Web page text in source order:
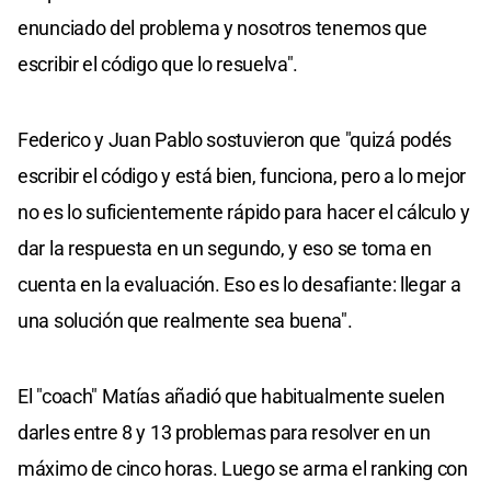
enunciado del problema y nosotros tenemos que
escribir el código que lo resuelva".
Federico y Juan Pablo sostuvieron que "quizá podés
escribir el código y está bien, funciona, pero a lo mejor
no es lo suficientemente rápido para hacer el cálculo y
dar la respuesta en un segundo, y eso se toma en
cuenta en la evaluación. Eso es lo desafiante: llegar a
una solución que realmente sea buena".
El "coach" Matías añadió que habitualmente suelen
darles entre 8 y 13 problemas para resolver en un
máximo de cinco horas. Luego se arma el ranking con